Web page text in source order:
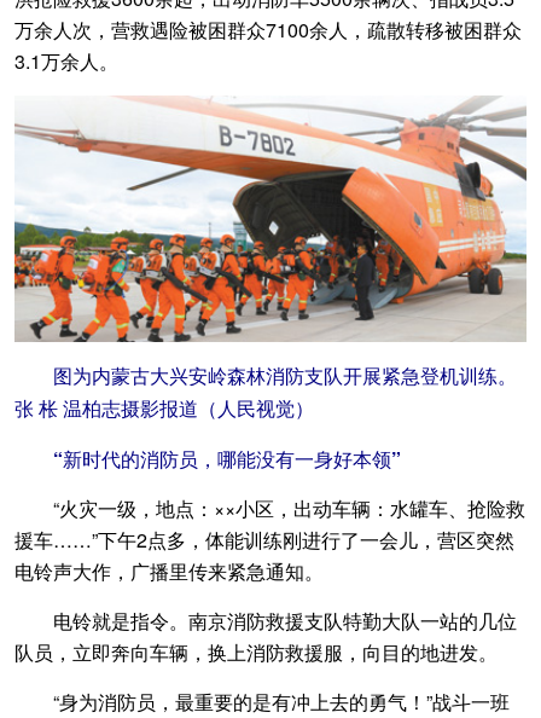
万余人次，营救遇险被困群众7100余人，疏散转移被困群众
3.1万余人。
图为内蒙古大兴安岭森林消防支队开展紧急登机训练。
张 枨 温柏志摄影报道（人民视觉）
“新时代的消防员，哪能没有一身好本领”
“火灾一级，地点：××小区，出动车辆：水罐车、抢险救
援车……”下午2点多，体能训练刚进行了一会儿，营区突然
电铃声大作，广播里传来紧急通知。
电铃就是指令。南京消防救援支队特勤大队一站的几位
队员，立即奔向车辆，换上消防救援服，向目的地进发。
“身为消防员，最重要的是有冲上去的勇气！”战斗一班